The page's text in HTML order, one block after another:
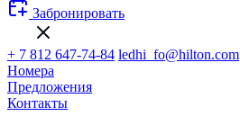
Забронировать
+ 7 812 647-74-84 ledhi_fo@hilton.com
Номера
Предложения
Контакты